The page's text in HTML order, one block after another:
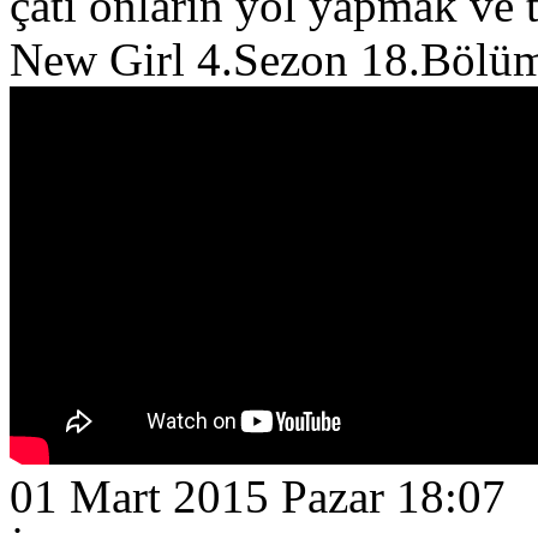
New Girl 4.Sezon
01 Mart 2015 Pazar 18:07